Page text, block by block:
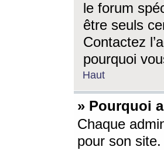
le forum
être seuls
Contactez
pourquoi
Haut
» Pourquoi
Chaque
pour son